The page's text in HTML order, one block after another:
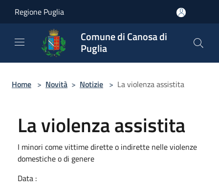
Regione Puglia
Comune di Canosa di
Puglia
Home > Novità > Notizie > La violenza assistita
La violenza assistita
I minori come vittime dirette o indirette nelle violenze
domestiche o di genere
Data :